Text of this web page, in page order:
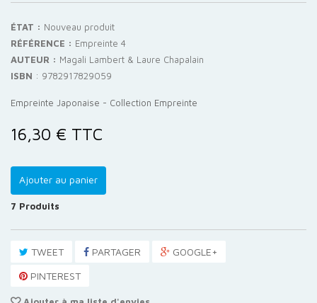
ÉTAT : Nouveau produit
RÉFÉRENCE : Empreinte 4
AUTEUR : Magali Lambert & Laure Chapalain
ISBN : 9782917829059
Empreinte Japonaise - Collection Empreinte
16,30 € TTC
Ajouter au panier
7 Produits
TWEET PARTAGER
GOOGLE+
PINTEREST